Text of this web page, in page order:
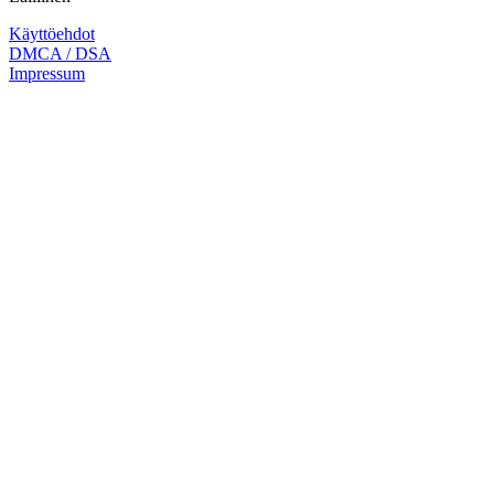
Käyttöehdot
DMCA / DSA
Impressum